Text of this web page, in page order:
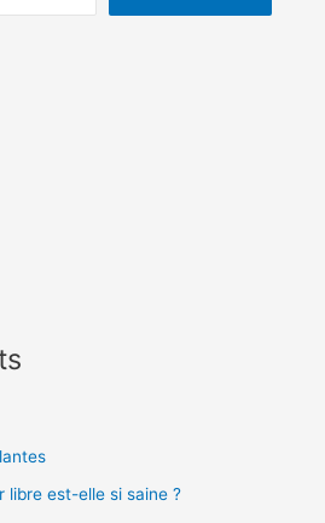
libre est-elle si saine ?